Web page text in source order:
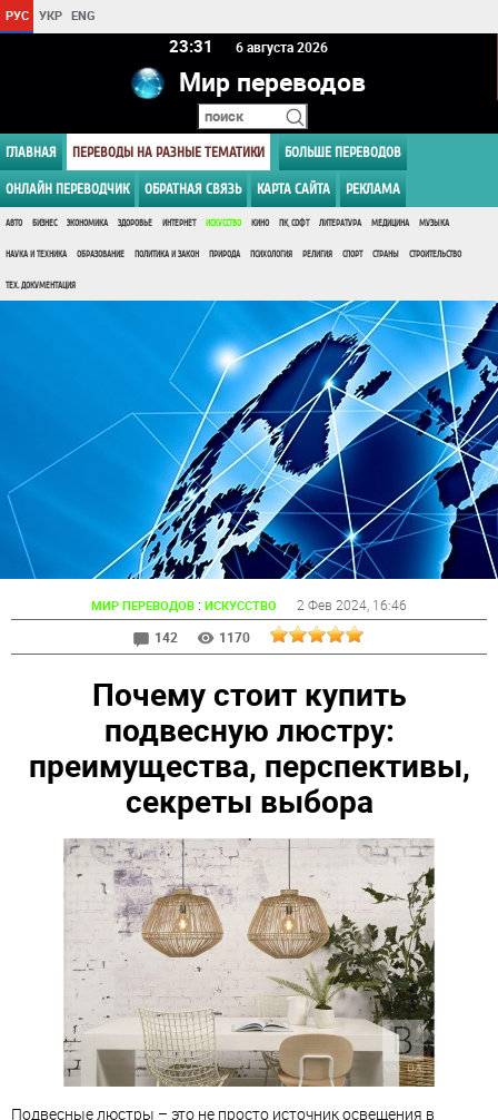
РУС УКР ENG
23 31 6 августа 2026
Мир переводов
ГЛАВНАЯ ПЕРЕВОДЫ НА РАЗНЫЕ ТЕМАТИКИ БОЛЬШЕ ПЕРЕВОДОВ
ОНЛАЙН ПЕРЕВОДЧИК ОБРАТНАЯ СВЯЗЬ КАРТА САЙТА РЕКЛАМА
АВТО БИЗНЕС ЭКОНОМИКА ЗДОРОВЬЕ ИНТЕРНЕТ ИСКУССТВО КИНО ПК, СОФТ ЛИТЕРАТУРА МЕДИЦИНА МУЗЫКА
НАУКА И ТЕХНИКА ОБРАЗОВАНИЕ ПОЛИТИКА И ЗАКОН ПРИРОДА ПСИХОЛОГИЯ РЕЛИГИЯ СПОРТ СТРАНЫ СТРОИТЕЛЬСТВО
ТЕХ. ДОКУМЕНТАЦИЯ
МИР ПЕРЕВОДОВ : ИСКУССТВО 2 Фев 2024 , 16:46
142
1170
Почему стоит купить
подвесную люстру:
преимущества, перспективы,
секреты выбора
Подвесные люстры – это не просто источник освещения в